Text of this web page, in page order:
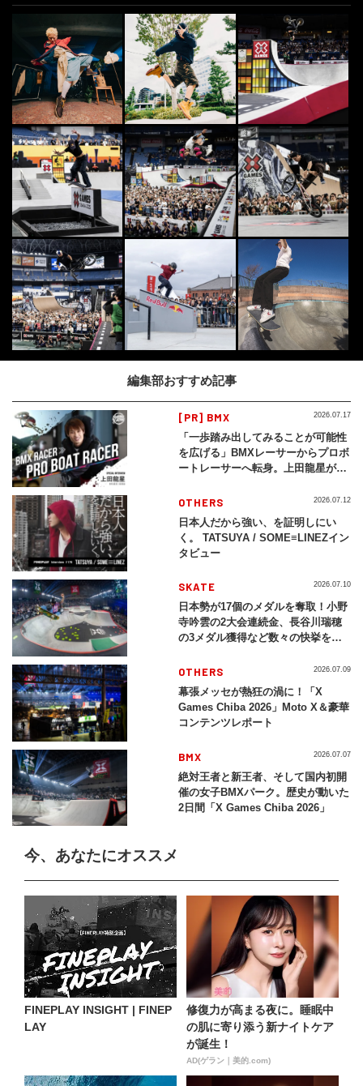
編集部おすすめ記事
[PR] BMX
「一歩踏み出してみることが可能性
を広げる」BMXレーサーからプロボ
ートレーサーへ転身。上田龍星が体
2026.07.17
OTHERS
日本人だから強い、を証明しにい
く。 TATSUYA / SOME≡LINEZイン
タビュー
2026.07.12
SKATE
日本勢が17個のメダルを奪取！小野
寺吟雲の2大会連続金、長谷川瑞穂
の3メダル獲得など数々の快挙をプ
2026」
2026.07.10
OTHERS
幕張メッセが熱狂の渦に！「X
Games Chiba 2026」Moto X＆豪華
コンテンツレポート
2026.07.09
BMX
絶対王者と新王者、そして国内初開
催の女子BMXパーク。歴史が動いた
2日間「X Games Chiba 2026」
2026.07.07
今、あなたにオススメ
FINEPLAY INSIGHT | FINEP
LAY
修復力が高まる夜に。睡眠中
の肌に寄り添う新ナイトケア
が誕生！
AD(ゲラン｜美的.com)